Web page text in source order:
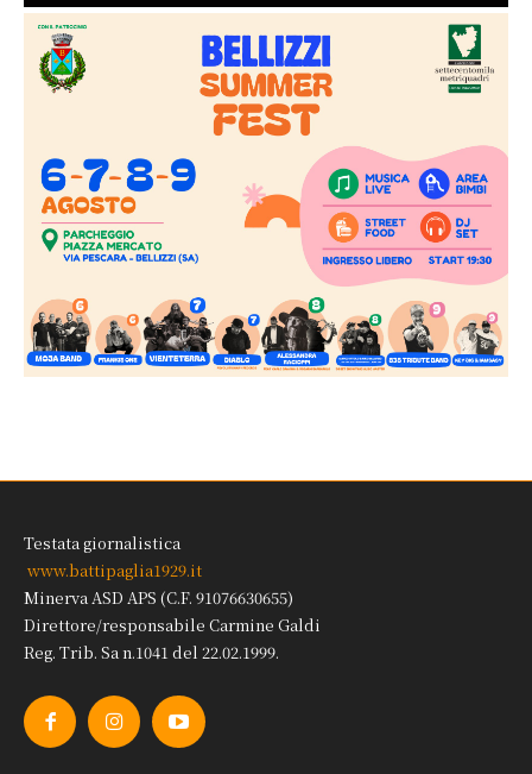
Testata giornalistica
www.battipaglia1929.it
Minerva ASD APS (C.F. 91076630655)
Direttore/responsabile Carmine Galdi
Reg. Trib. Sa n.1041 del 22.02.1999.